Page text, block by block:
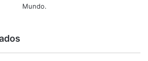
se tornou uma fonte de inspiração
a ajudaram a abandonar o
melhoraram significativamente sua
Mundo.